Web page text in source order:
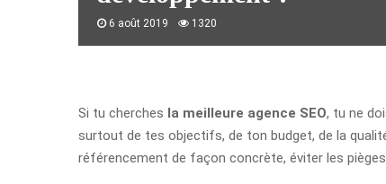
6 août 2019 1320
Si tu cherches la meilleure agence SEO, tu ne
surtout de tes objectifs, de ton budget, de la
référencement de façon concrète, éviter les